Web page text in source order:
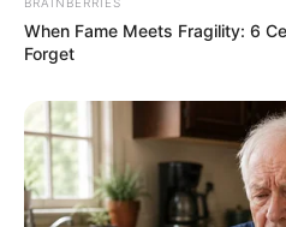
BRAINBERRIES
When Fame Meets Fragility: 6
Forget